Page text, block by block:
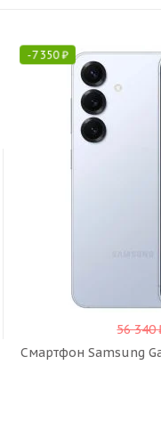
-7 350₽
56 340
Смартфон Samsung